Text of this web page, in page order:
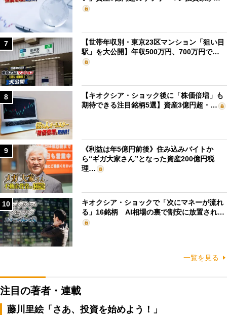
7
【世帯年収別・東京23区マンション「狙い目
駅」を大公開】年収500万円、700万円で…
8
【キオクシア・ショック後に「株価倍増」も
期待できる注目銘柄5選】資産3億円超・…
9
《利益は年5億円前後》住み込みバイトか
ら“ギガ大家さん”となった資産200億円税
理…
10
キオクシア・ショックで「次にマネーが流れ
る」16銘柄 AI相場の裏で割安に放置され…
一覧を見る
注目の著者・連載
藤川里絵「さあ、投資を始めよう！」